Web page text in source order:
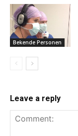
Bekende Personen
Leave a reply